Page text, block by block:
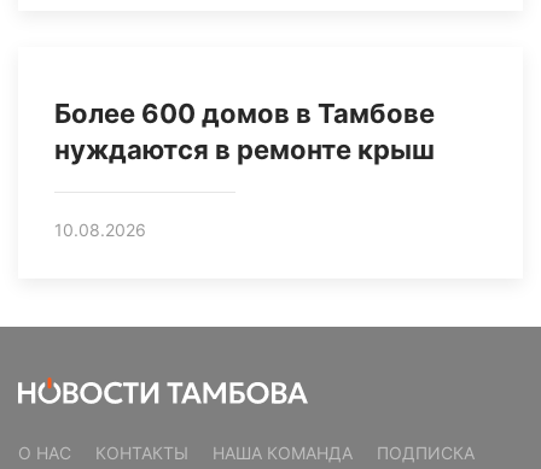
Более 600 домов в Тамбове
нуждаются в ремонте крыш
10.08.2026
О НАС КОНТАКТЫ НАША КОМАНДА ПОДПИСКА